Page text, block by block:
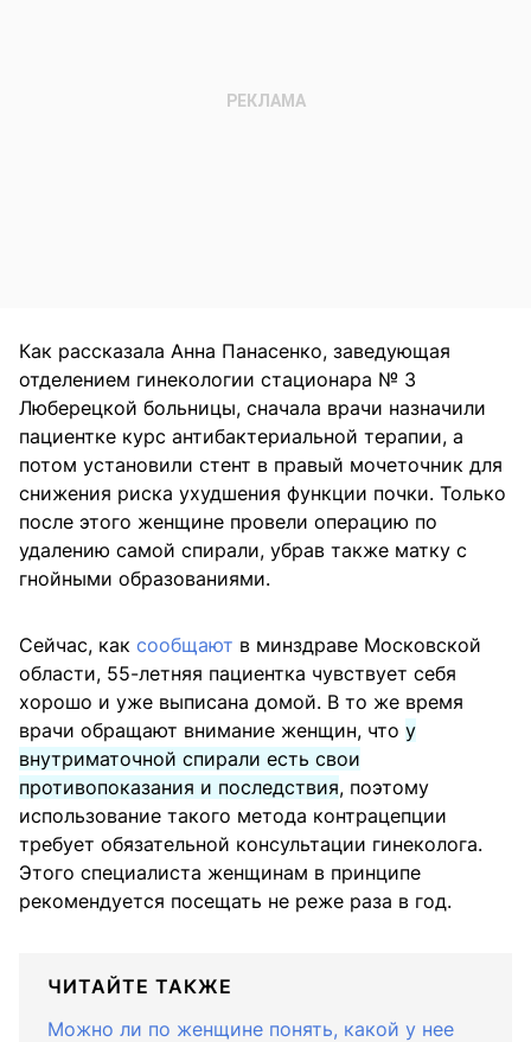
Как рассказала Анна Панасенко, заведующая
отделением гинекологии стационара № 3
Люберецкой больницы, сначала врачи назначили
пациентке курс антибактериальной терапии, а
потом установили стент в правый мочеточник для
снижения риска ухудшения функции почки. Только
после этого женщине провели операцию по
удалению самой спирали, убрав также матку с
гнойными образованиями.
Сейчас, как сообщают в минздраве Московской
области, 55-летняя пациентка чувствует себя
хорошо и уже выписана домой. В то же время
врачи обращают внимание женщин, что у
внутриматочной спирали есть свои
противопоказания и последствия, поэтому
использование такого метода контрацепции
требует обязательной консультации гинеколога.
Этого специалиста женщинам в принципе
рекомендуется посещать не реже раза в год.
ЧИТАЙТЕ ТАКЖЕ
Можно ли по женщине понять, какой у нее